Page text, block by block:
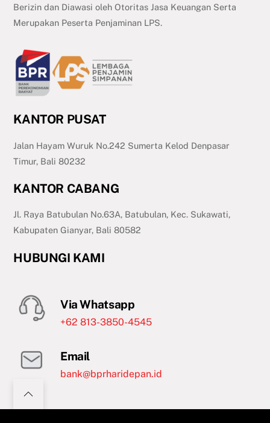
Berizin dan Diawasi oleh Otoritas Jasa Keuangan Serta
Merupakan Peserta Penjaminan LPS.
KANTOR PUSAT
Jalan Hayam Wuruk No.242 Sumerta Kelod Denpasar
Timur, Bali 80232
KANTOR CABANG
Jl. Raya Batubulan No.63A, Batubulan, Kec. Sukawati,
Kabupaten Gianyar, Bali 80582
HUBUNGI KAMI
Via Whatsapp
+62 813-3850-4545
Email
bank@bprharidepan.id